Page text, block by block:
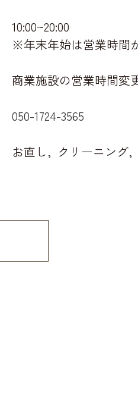
10:00~20:00
※年末年始は営業時間
商業施設の営業時間変
050-1724-3565
お直し クリーニング